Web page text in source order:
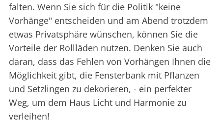
falten. Wenn Sie sich für die Politik "keine
Vorhänge" entscheiden und am Abend trotzdem
etwas Privatsphäre wünschen, können Sie die
Vorteile der Rollläden nutzen. Denken Sie auch
daran, dass das Fehlen von Vorhängen Ihnen die
Möglichkeit gibt, die Fensterbank mit Pflanzen
und Setzlingen zu dekorieren, - ein perfekter
Weg, um dem Haus Licht und Harmonie zu
verleihen!